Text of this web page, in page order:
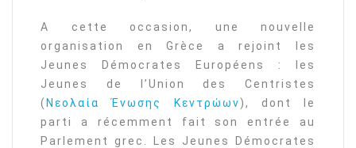
A cette occasion, une nouvelle
organisation en Grèce a rejoint les
Jeunes Démocrates Européens : les
Jeunes de l’Union des Centristes
( Νεολαία Ένωσης Κεντρώων), dont le
parti a récemment fait son entrée au
Parlement grec. Les Jeunes Démocrates